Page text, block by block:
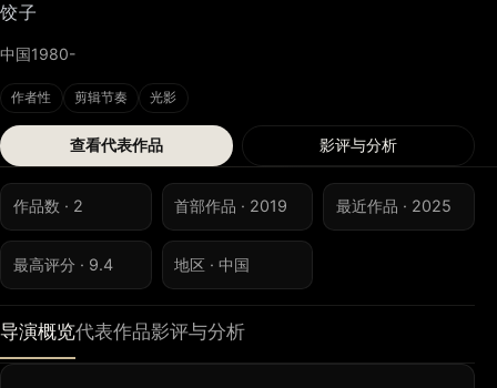
饺子
中国1980-
作者性 剪辑节奏 光影
查看代表作品 影评与分析
作品数 · 2 首部作品 · 2019 最近作品 · 2025
最高评分 · 9.4 地区 · 中国
导演概览代表作品影评与分析